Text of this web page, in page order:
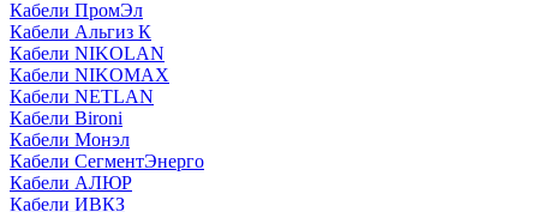
Кабели ПромЭл
Кабели Альгиз К
Кабели NIKOLAN
Кабели NIKOMAX
Кабели NETLAN
Кабели Bironi
Кабели Монэл
Кабели СегментЭнерго
Кабели АЛЮР
Кабели ИВКЗ